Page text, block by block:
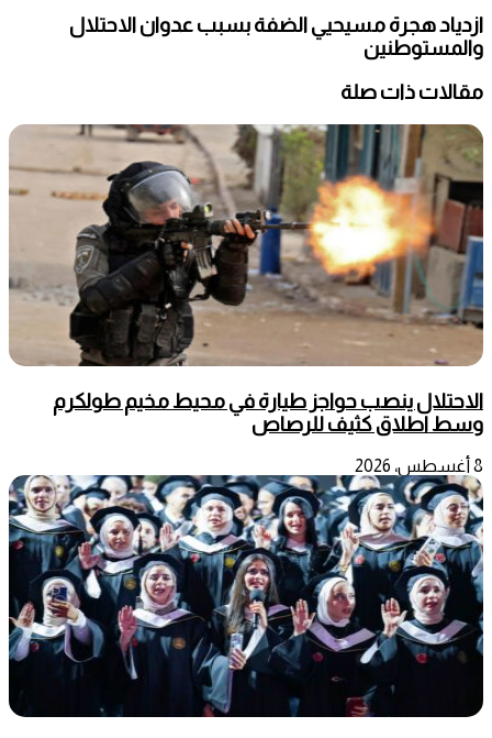
ازدياد هجرة مسيحيي الضفة بسبب عدوان الاحتلال
والمستوطنين
مقالات ذات صلة
الاحتلال ينصب حواجز طيارة في محيط مخيم طولكرم
وسط اطلاق كثيف للرصاص
8 أغسطس، 2026